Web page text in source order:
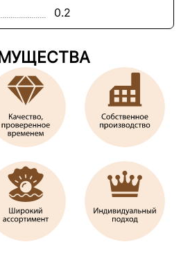
0.2